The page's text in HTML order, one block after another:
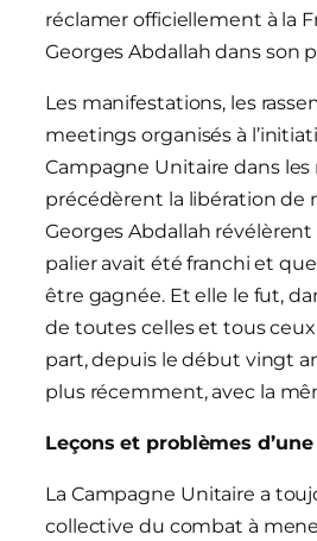
réclamer officiellement à la
Georges Abdallah dans son
Les manifestations, les
meetings organisés à
Campagne Unitaire dans les
précédèrent la libération de
Georges Abdallah
palier avait été franchi et
être gagnée. Et elle le fut,
de toutes celles et tous
part, depuis le début vingt
plus récemment, avec la
Leçons et problèmes
La Campagne Unitaire a
collective du combat à